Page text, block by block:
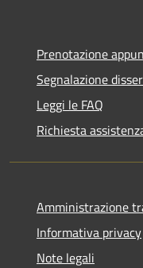
Prenotazione
Segnalazione
Leggi le FAQ
Richiesta
Amministrazione
Informativa privacy
Note legali